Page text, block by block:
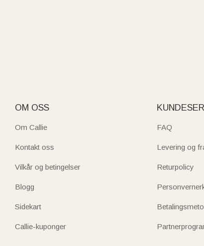
OM OSS
Om Callie
Kontakt oss
Vilkår og betingelser
Blogg
Sidekart
Callie-kuponger
FAQ
Levering og
Returpolicy